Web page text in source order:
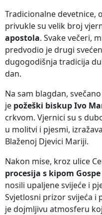
Tradicionalne devetnice,
privukle su velik broj
apostola. Svake večeri,
predvodio je drugi
dugogodišnja tradicija
dan.
Na sam blagdan,
je požeški biskup Ivo
crkvom. Vjernici su s
u molitvi i pjesmi,
Blaženoj Djevici Mariji.
Nakon mise, kroz ulice
procesija s kipom
nosili upaljene svijeće i
Svjetlosni prizor svijeća i
je dojmljivu atmosferu